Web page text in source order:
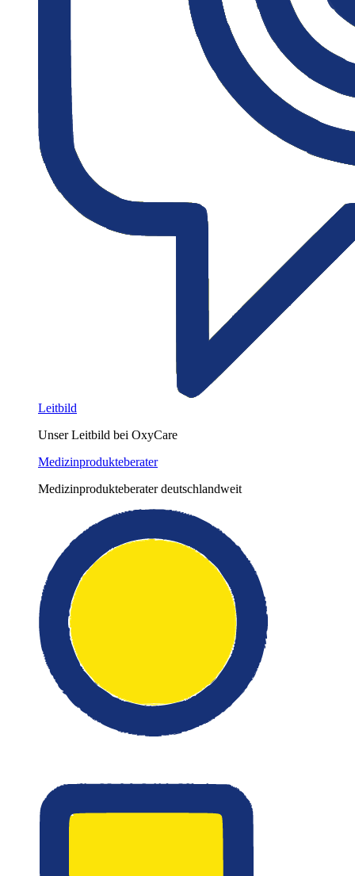
Leitbild
Unser Leitbild bei OxyCare
Medizinprodukteberater
Medizinprodukteberater deutschlandweit